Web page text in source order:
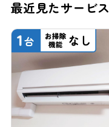
最近見たサービス